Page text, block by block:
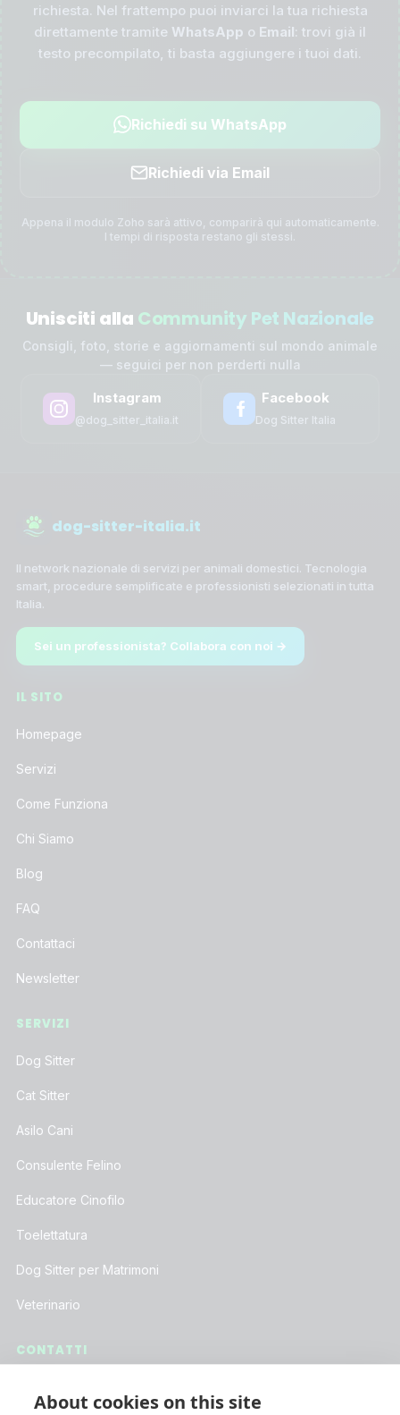
richiesta. Nel frattempo puoi inviarci la tua richiesta
direttamente tramite WhatsApp o Email: trovi già il
testo precompilato, ti basta aggiungere i tuoi dati.
Richiedi su WhatsApp
Richiedi via Email
Appena il modulo Zoho sarà attivo, comparirà qui automaticamente.
I tempi di risposta restano gli stessi.
Unisciti alla Community Pet Nazionale
Consigli, foto, storie e aggiornamenti sul mondo animale
— seguici per non perderti nulla
Instagram
@dog_sitter_italia.it
Facebook
Dog Sitter Italia
dog-sitter-italia.it
Il network nazionale di servizi per animali domestici. Tecnologia
smart, procedure semplificate e professionisti selezionati in tutta
Italia.
Sei un professionista? Collabora con noi →
IL SITO
Homepage
Servizi
Come Funziona
Chi Siamo
Blog
FAQ
Contattaci
Newsletter
SERVIZI
Dog Sitter
Cat Sitter
Asilo Cani
Consulente Felino
Educatore Cinofilo
Toelettatura
Dog Sitter per Matrimoni
Veterinario
CONTATTI
About cookies on this site